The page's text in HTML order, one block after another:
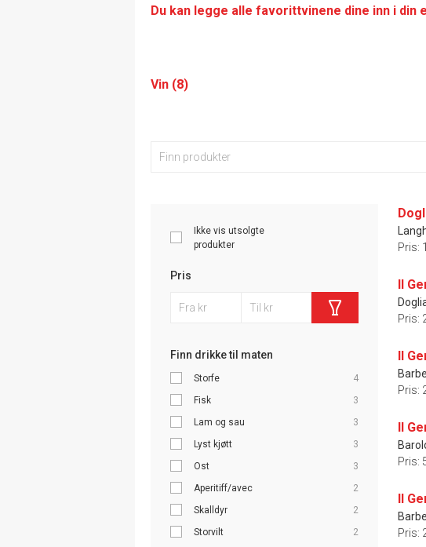
Du kan legge alle favorittvinene dine inn i din
Vin (8)
Ikke vis utsolgte
produkter
Pris
Finn drikke til maten
Storfe
4
Fisk
3
Lam og sau
3
Lyst kjøtt
3
Ost
3
Aperitiff/avec
2
Skalldyr
2
Storvilt
2
Pris:
Il
Pris:
Il
Pris:
Il
Pris:
Il
Pris: